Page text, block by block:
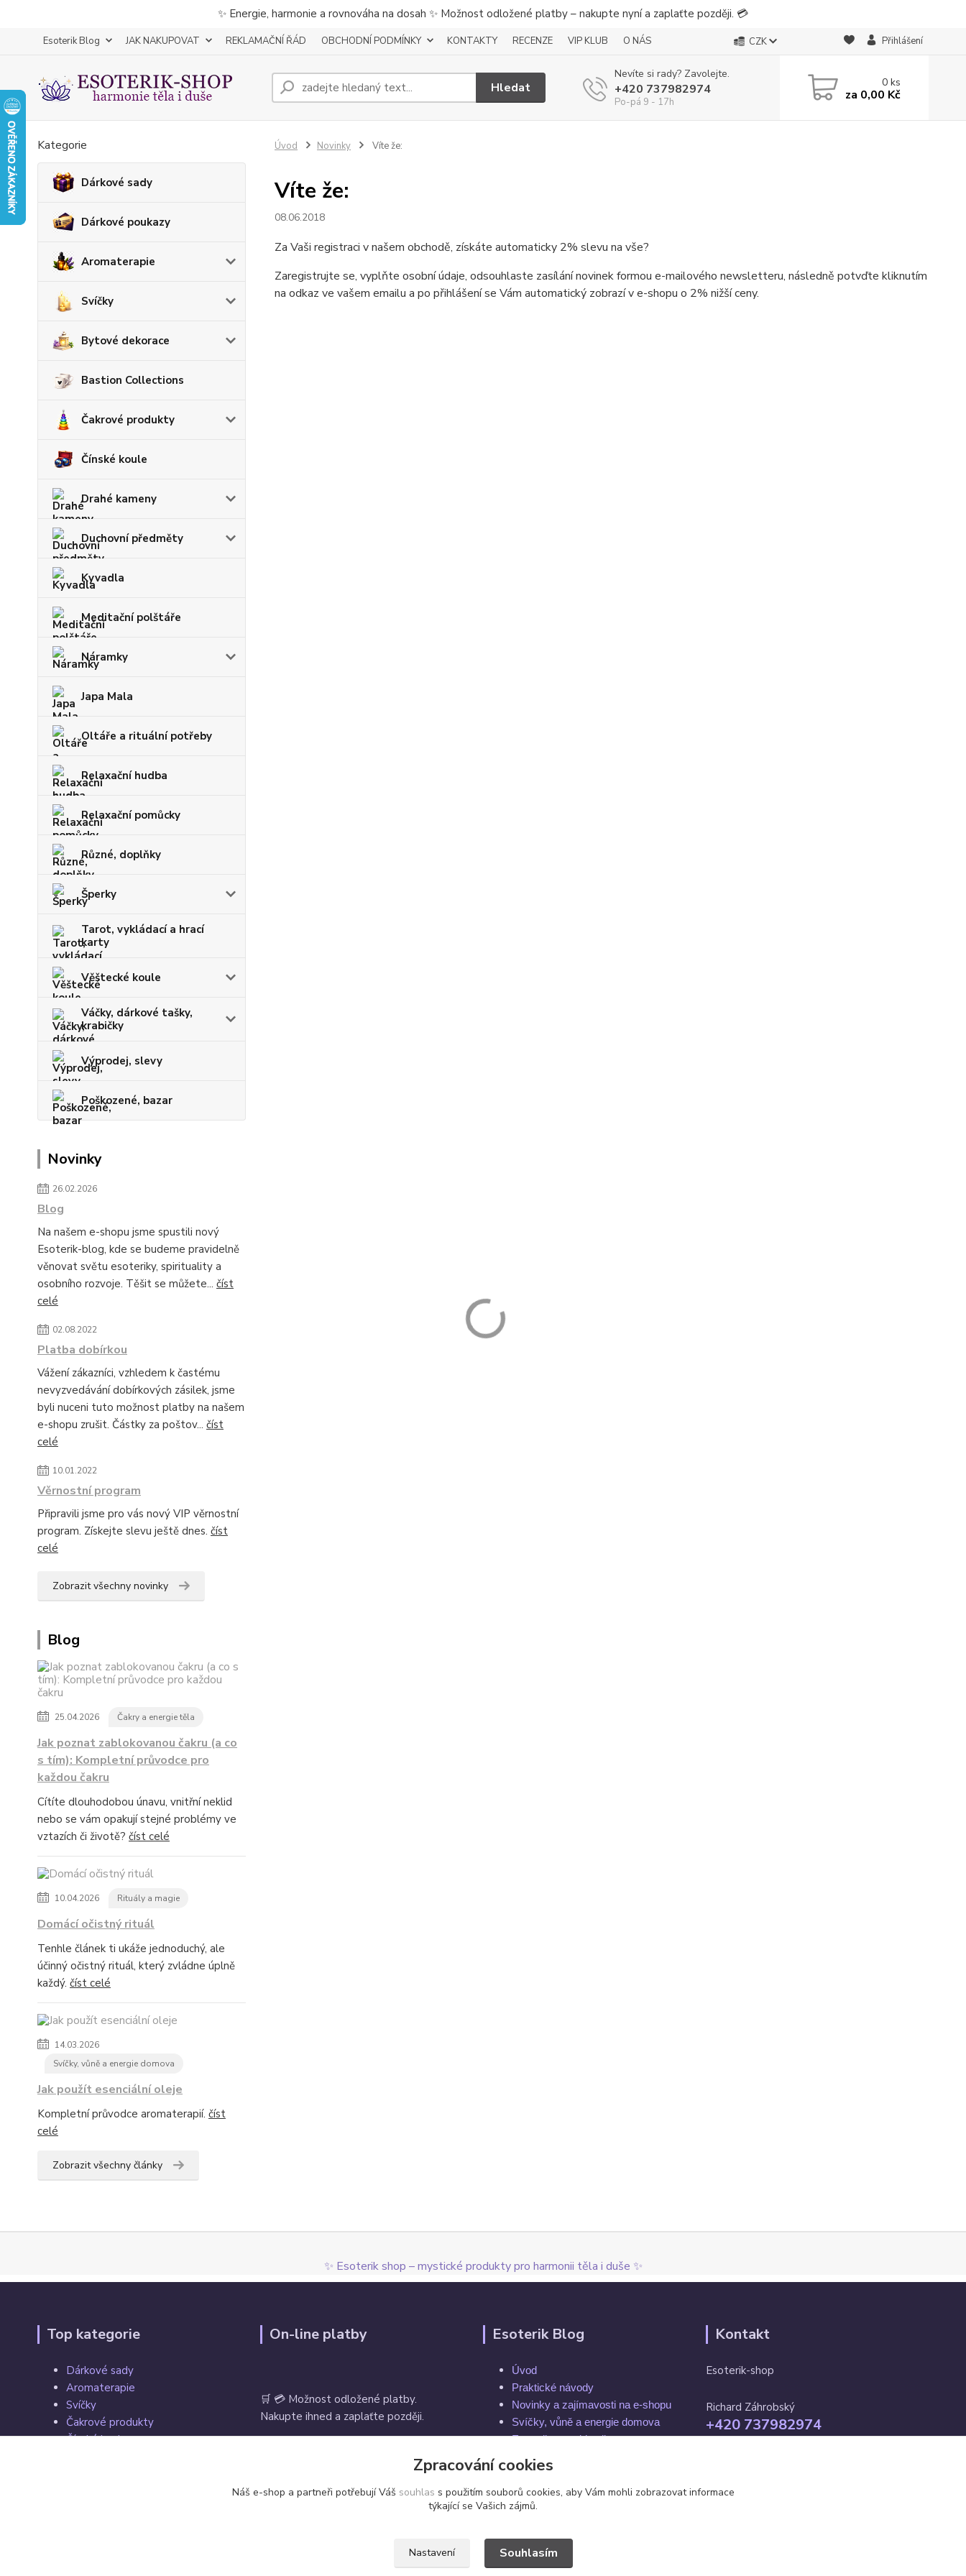
✨ Energie, harmonie a rovnováha na dosah ✨ Možnost odložené platby – nakupte nyní a zaplaťte později. 💳
Esoterik Blog JAK NAKUPOVAT REKLAMAČNÍ ŘÁD OBCHODNÍ PODMÍNKY KONTAKTY RECENZE VIP KLUB O NÁS CZK Přihlášení
Hledat
Nevíte si rady? Zavolejte.
+420 737982974
Po-pá 9 - 17h
0ks
za 0,00 Kč
Kategorie
Dárkové sady
Dárkové poukazy
Aromaterapie
Svíčky
Bytové dekorace
Bastion Collections
Čakrové produkty
Čínské koule
Drahé kameny
Duchovní předměty
Kyvadla
Meditační polštáře
Náramky
Japa Mala
Oltáře a rituální potřeby
Relaxační hudba
Relaxační pomůcky
Různé, doplňky
Šperky
Tarot, vykládací a hrací
karty
Věštecké koule
Váčky, dárkové tašky,
krabičky
Výprodej, slevy
Poškozené, bazar
Novinky
26.02.2026
Blog
Na našem e-shopu jsme spustili nový
Esoterik-blog, kde se budeme pravidelně
věnovat světu esoteriky, spirituality a
osobního rozvoje. Těšit se můžete... číst
celé
02.08.2022
Platba dobírkou
Vážení zákazníci, vzhledem k častému
nevyzvedávání dobírkových zásilek, jsme
byli nuceni tuto možnost platby na našem
e-shopu zrušit. Částky za poštov... číst
celé
10.01.2022
Věrnostní program
Připravili jsme pro vás nový VIP věrnostní
program. Získejte slevu ještě dnes. číst
celé
Zobrazit všechny novinky
Blog
25.04.2026 Čakry a energie těla
Jak poznat zablokovanou čakru (a co
s tím): Kompletní průvodce pro
každou čakru
Cítíte dlouhodobou únavu, vnitřní neklid
nebo se vám opakují stejné problémy ve
vztazích či životě? číst celé
10.04.2026 Rituály a magie
Domácí očistný rituál
Tenhle článek ti ukáže jednoduchý, ale
účinný očistný rituál, který zvládne úplně
každý. číst celé
14.03.2026
Svíčky, vůně a energie domova
Jak použít esenciální oleje
Kompletní průvodce aromaterapií. číst
celé
Zobrazit všechny články
Úvod Novinky Víte že:
Víte že:
08.06.2018
Za Vaši registraci v našem obchodě, získáte automaticky 2% slevu na vše?
Zaregistrujte se, vyplňte osobní údaje, odsouhlaste zasílání novinek formou e-mailového newsletteru, následně potvďte kliknutím
na odkaz ve vašem emailu a po přihlášení se Vám automatický zobrazí v e-shopu o 2% nižší ceny.
✨ Esoterik shop – mystické produkty pro harmonii těla i duše ✨
Top kategorie
Dárkové sady
Aromaterapie
Svíčky
Čakrové produkty
Čínské koule
On-line platby
🛒 💳 Možnost odložené platby.
Nakupte ihned a zaplaťte později.
Esoterik Blog
Úvod
Praktické návody
Novinky a zajímavosti na e-shopu
Svíčky, vůně a energie domova
Esoterika a spiritualita
Rytuály a magie
Čakry a energie těla
Kontakt
Esoterik-shop
Richard Záhrobský
+420 737982974
Zpracování cookies
Náš e-shop a partneři potřebují Váš souhlas s použitím souborů cookies, aby Vám mohli zobrazovat informace
týkající se Vašich zájmů.
Nastavení Souhlasím